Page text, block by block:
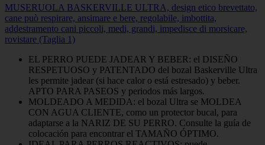
MUSERUOLA BASKERVILLE ULTRA, design etico brevettato,
cane può respirare, ansimare e bere, regolabile, imbottita,
addestramento cani piccoli, medi, grandi, impedisce di morsicare,
rovistare (Taglia 1)
EL PERRO PUEDE JADEAR Y BEBER: el DISEÑO
RESPETUOSO y PATENTADO del bozal Baskerville Ultra
les permite jadear (si hace calor o está estresado) y beber.
APTO PARA PASEOS y periodos más largos.
MOLDEADO A MEDIDA: el bozal Ultra se MOLDEA
CON AGUA CLIENTE, como un protector bucal, para
adaptarse a la NARIZ DE SU PERRO. Consulte la guía de
colocación para encontrar el TAMAÑO ÓPTIMO.